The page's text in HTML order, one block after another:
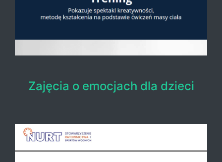
Zajęcia o emocjach dla dzieci